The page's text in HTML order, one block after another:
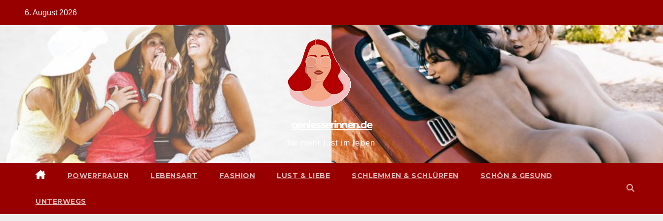
6. August 2026
geniesserinnen.de
für mehr lust im leben
POWERFRAUEN LEBENSART FASHION LUST & LIEBE SCHLEMMEN & SCHLÜRFEN SCHÖN & GESUND
UNTERWEGS